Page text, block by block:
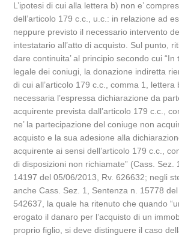
L’ipotesi di cui alla lettera b) non e’
dell’articolo 179 c.c., u.c.: in relazione ad
neppure previsto il necessario intervento
intestatario all’atto di acquisto. Sul punto,
dare continuita’ al principio secondo cui
legale dei coniugi, la donazione indiretta
di cui all’articolo 179 c.c., comma 1, lettera
necessaria l’espressa dichiarazione da
acquirente prevista dall’articolo 179 c.c.,
ne’ la partecipazione del coniuge non
acquisto e la sua adesione alla
acquirente ai sensi dell’articolo 179 c.c.,
di disposizioni non richiamate” (Cass. Sez.
14197 del 05/06/2013, Rv. 626632; negli
anche Cass. Sez. 1, Sentenza n. 15778
542637, la quale ha ritenuto che quando
erogato il danaro per l’acquisto di un
proprio figlio, si deve distinguere il caso